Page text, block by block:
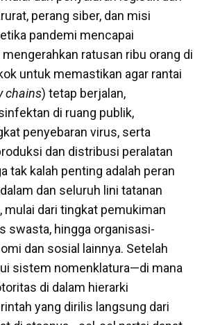
perang siber, dan misi
pandemi mencapai
mengerahkan ratusan ribu orang di
untuk memastikan agar rantai
chains) tetap berjalan,
di ruang publik,
penyebaran virus, serta
dan distribusi peralatan
tak kalah penting adalah peran
dan seluruh lini tatanan
mulai dari tingkat pemukiman
swasta, hingga organisasi-
dan sosial lainnya. Setelah
sistem nomenklatura—di mana
di dalam hierarki
yang dirilis langsung dari